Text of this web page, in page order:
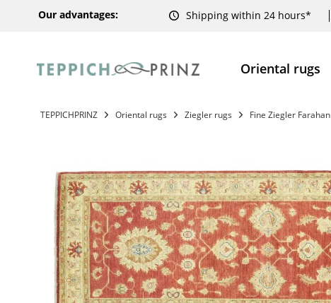
Our advantages: Shipping within 24 hours*
Oriental rugs
TEPPICHPRINZ Oriental rugs Ziegler rugs Fine Ziegler Farahan